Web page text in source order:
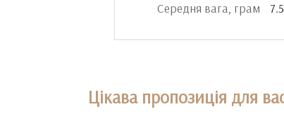
Середня вага, грам
Цікава пропозиція для